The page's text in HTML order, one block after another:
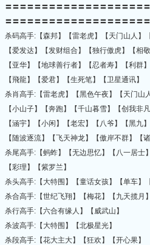
〓〓〓〓〓〓〓〓〓〓〓〓〓〓〓〓〓〓〓
〓〓〓〓〓〓〓〓〓〓〓〓〓〓〓〓〓〓〓
杀码高手:【森邦】【雷老虎】【天门山人】
【爱发达】【发财组合】【独行傲虎】【
【亚华】【地球善行者】【忍者寿】【利
【飛龍】【爱君】【生死笔】【卫星通讯】
杀肖高手:【雷老虎】【黑色午夜】【天门山
【小山子】【奔跑】【千山暮雪】【创我
【涵宇】【小闲】【老宏】【八爷】【黑
【随波逐流】【飞天神龙】【傲岸不群】【
杀尾高手:【蚂蚱】【无边思忆】【八一居士
【彩理】【紫罗兰】
杀头高手:【大特围】【童话女孩】【单车】
杀合高手:【世纪飞翔】【梅花】【九天揽月
杀行高手:【六合有缘人】【威武山】
杀波高手:【大特围】【北极星光】
杀段高手:【花大主大】【狂欢】【开心果】